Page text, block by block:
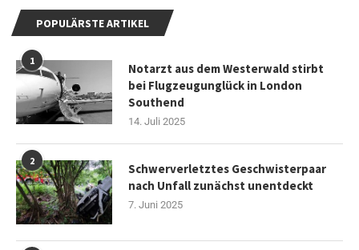
POPULÄRSTE ARTIKEL
1
Notarzt aus dem Westerwald stirbt
bei Flugzeugunglück in London
Southend
14. Juli 2025
2
Schwerverletztes Geschwisterpaar
nach Unfall zunächst unentdeckt
7. Juni 2025